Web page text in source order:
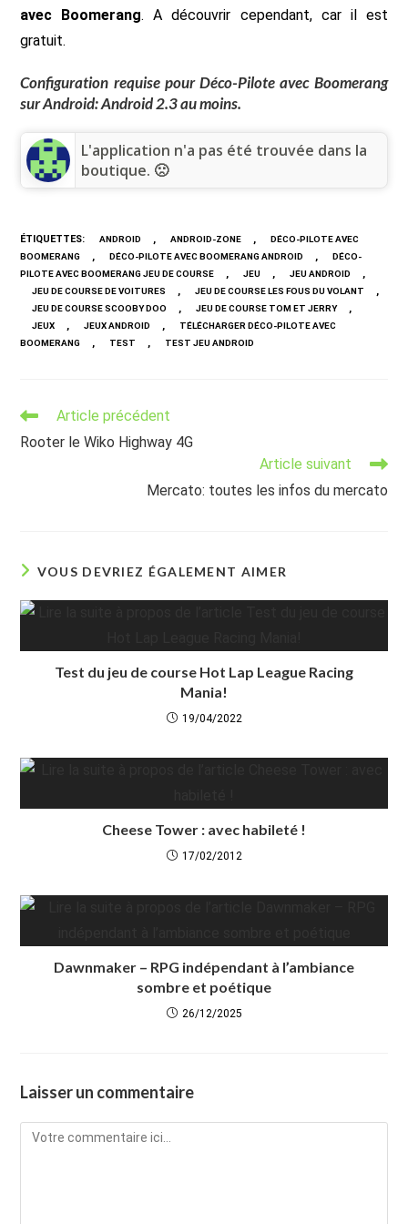
avec Boomerang. A découvrir cependant, car il est
gratuit.
Configuration requise pour Déco-Pilote avec Boomerang
sur Android: Android 2.3 au moins.
L'application n'a pas été trouvée dans la
boutique. 🙁
ÉTIQUETTES: ANDROID , ANDROID-ZONE ,
DÉCO-PILOTE AVEC
BOOMERANG
, DÉCO-PILOTE AVEC BOOMERANG ANDROID ,
DÉCO-
PILOTE AVEC BOOMERANG JEU DE COURSE
, JEU , JEU ANDROID ,
JEU DE COURSE DE VOITURES , JEU DE COURSE LES FOUS DU VOLANT ,
JEU DE COURSE SCOOBY DOO , JEU DE COURSE TOM ET JERRY ,
JEUX , JEUX ANDROID ,
TÉLÉCHARGER DÉCO-PILOTE AVEC
BOOMERANG
, TEST , TEST JEU ANDROID
Read
articles
Article précédent
Rooter le Wiko Highway 4G
Article suivant
Mercato: toutes les infos du mercato
VOUS DEVRIEZ ÉGALEMENT AIMER
Test du jeu de course Hot Lap League Racing
Mania!
19/04/2022
Cheese Tower : avec habileté !
17/02/2012
Dawnmaker – RPG indépendant à l’ambiance
sombre et poétique
26/12/2025
Laisser un commentaire
Comment